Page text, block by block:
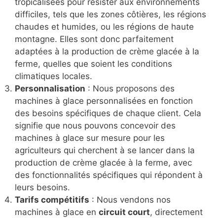
tropicalisées pour résister aux environnements
difficiles, tels que les zones côtières, les régions
chaudes et humides, ou les régions de haute
montagne. Elles sont donc parfaitement
adaptées à la production de crème glacée à la
ferme, quelles que soient les conditions
climatiques locales.
Personnalisation : Nous proposons des
machines à glace personnalisées en fonction
des besoins spécifiques de chaque client. Cela
signifie que nous pouvons concevoir des
machines à glace sur mesure pour les
agriculteurs qui cherchent à se lancer dans la
production de crème glacée à la ferme, avec
des fonctionnalités spécifiques qui répondent à
leurs besoins.
Tarifs compétitifs : Nous vendons nos
machines à glace en circuit court, directement